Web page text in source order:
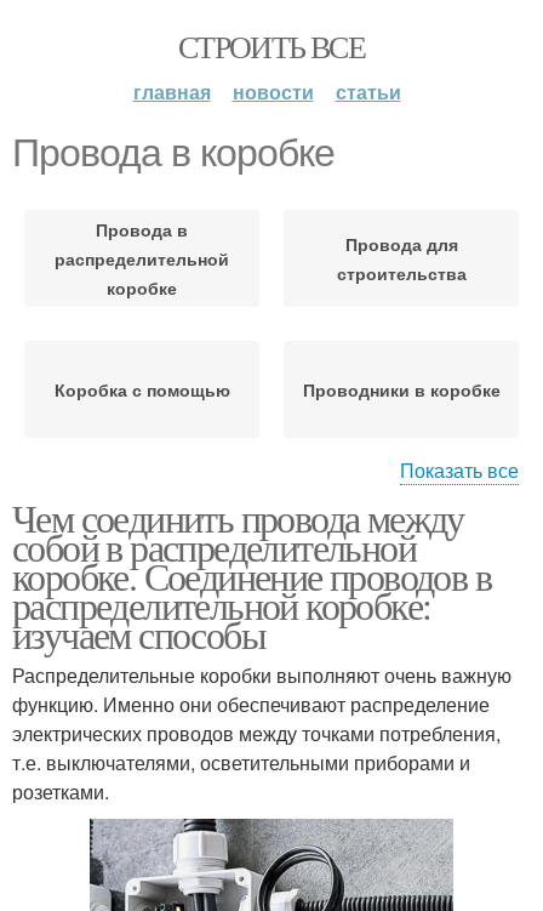
СТРОИТЬ ВСЕ
главная новости статьи
Провода в коробке
Провода в
распределительной
коробке
Провода для
строительства
Коробка с помощью Проводники в коробке
коробки
Скрутка в
распределительной
коробке
Распределительная
коробка
Показать все
Чем соединить провода между
собой в распределительной
коробке. Соединение проводов в
распределительной коробке:
изучаем способы
Распределительные коробки выполняют очень важную
функцию. Именно они обеспечивают распределение
электрических проводов между точками потребления,
т.е. выключателями, осветительными приборами и
розетками.